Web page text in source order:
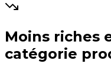
Moins riches
catégorie